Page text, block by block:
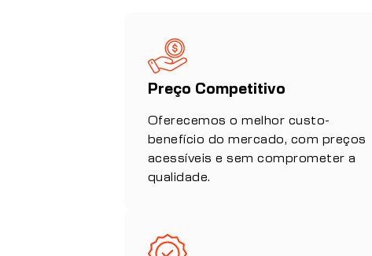
Preço Competitivo
Oferecemos o melhor custo-
benefício do mercado, com preços
acessíveis e sem comprometer a
qualidade.